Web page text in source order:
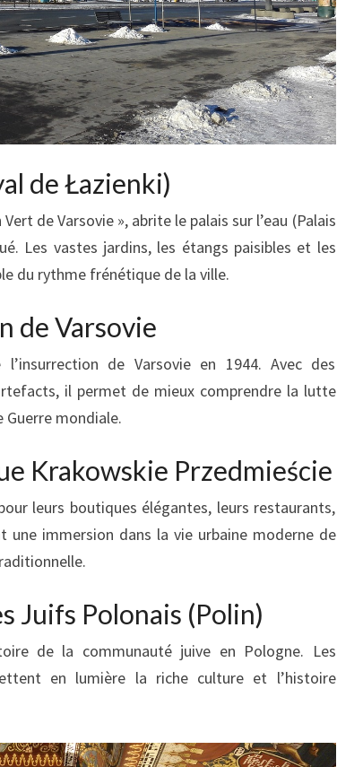
de Łazienki)
de Varsovie », abrite le palais sur l’eau (Palais
Les vastes jardins, les étangs paisibles et les
du rythme frénétique de la ville.
de Varsovie
de Varsovie en 1944. Avec des
il permet de mieux comprendre la lutte
Guerre mondiale.
Krakowskie Przedmieście
leurs boutiques élégantes, leurs restaurants,
immersion dans la vie urbaine moderne de
Juifs Polonais (Polin)
de la communauté juive en Pologne. Les
en lumière la riche culture et l’histoire